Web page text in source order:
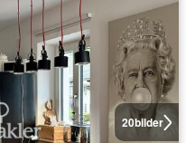
20bilder